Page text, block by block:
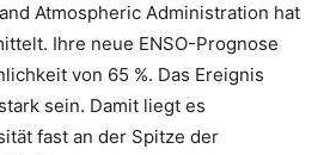
Atmospheric Administration hat
Ihre neue ENSO-Prognose
von 65 %. Das Ereignis
sein. Damit liegt es
fast an der Spitze der